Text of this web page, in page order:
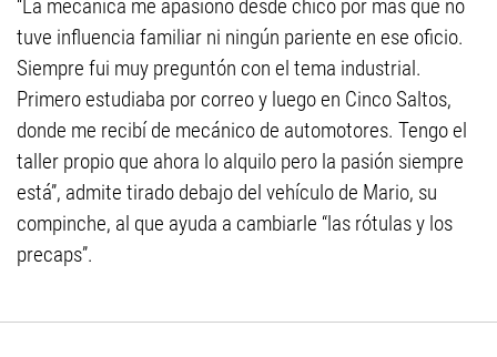
“La mecánica me apasionó desde chico por más que no
tuve influencia familiar ni ningún pariente en ese oficio.
Siempre fui muy preguntón con el tema industrial.
Primero estudiaba por correo y luego en Cinco Saltos,
donde me recibí de mecánico de automotores. Tengo el
taller propio que ahora lo alquilo pero la pasión siempre
está”, admite tirado debajo del vehículo de Mario, su
compinche, al que ayuda a cambiarle “las rótulas y los
precaps”.